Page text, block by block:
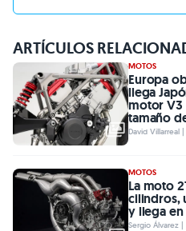
ARTÍCULOS
MOTOS
Europa
llega
motor V3
tamaño
David Villarreal
MOTOS
La moto
cilindros,
y llega en
Sergio Álvarez |